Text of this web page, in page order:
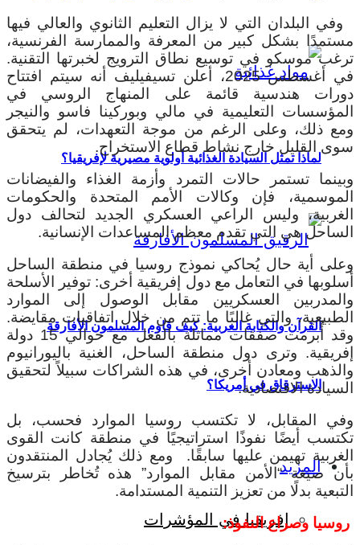
لماذا تمثل السيادة الغذائية أولوية مصيرية لإفريقيا؟
القرآن والكتابة العربية: كيف قاوم المسلمون الأفارقة
الاسترقاق في أمريكا؟
المزيد
إفريقيا في المؤشرات
وفي البلدان التي لا يزال التعليم الثانوي والعالي فيها
مستمدًا بشكل كبير من المعرفة والممارسة الفرنسية،
ترغب موسكو في توسيع نطاق الترويج لخبرتها التقنية.
في أغسطس 2025، أعلن تسيفيليف أنه سيتم افتتاح
دورات هندسية قائمة على المنهاج الروسي في
المؤسسات التعليمية في مالي وبوركينا فاسو والنيجر
ومع ذلك، وعلى الرغم من موجة التعهدات، لم يتحقق
سوى القليل خارج نشاط قطاع الاستخراج.
وبينما تستمر حالات التمرد وأزمة الغذاء والفيضانات
الموسمية، فإن وكالات الأمم المتحدة والحكومات
الغربية، وليس الراعي العسكري الجديد لتحالف دول
الساحل هي التي تقدم معظم المساعدات الإنسانية.
وعلى أية حال يُحاكي نموذج روسيا في منطقة الساحل
أسلوبها في التعامل مع دول إفريقية أخرى: توفير الأسلحة
والمدربين العسكريين مقابل الوصول إلى الموارد
الطبيعية، والتي غالبًا ما تتم من خلال اتفاقيات مقايضة.
وقد أُبرمت صفقات مماثلة بالفعل مع حوالي 15 دولة
إفريقية. وترى دول منطقة الساحل، الغنية باليورانيوم
والذهب ومعادن أخرى، في هذه الشراكات سبيلاً لتحقيق
السيادة الاقتصادية.
وفي المقابل، لا تكتسب روسيا الموارد فحسب، بل
تكتسب أيضًا نفوذًا استراتيجيًا في منطقة كانت القوى
الغربية تهيمن عليها سابقًا.
ومع ذلك يُجادل المنتقدون
بأن صيغة “الأمن مقابل الموارد” هذه تُخاطر بترسيخ
التبعية بدلًا من تعزيز التنمية المستدامة.
روسيا وصراع النفوذ: